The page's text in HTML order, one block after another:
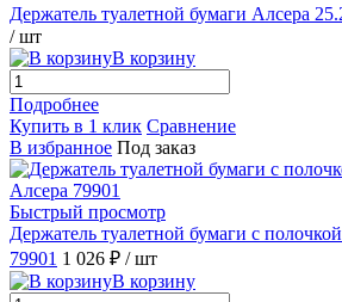
Держатель туалетной бумаги Алсера
/ шт
В корзину
Подробнее
Купить в 1 клик Сравнение
В избранное Под заказ
Быстрый просмотр
Держатель туалетной бумаги с
79901 1 026 ₽ / шт
В корзину